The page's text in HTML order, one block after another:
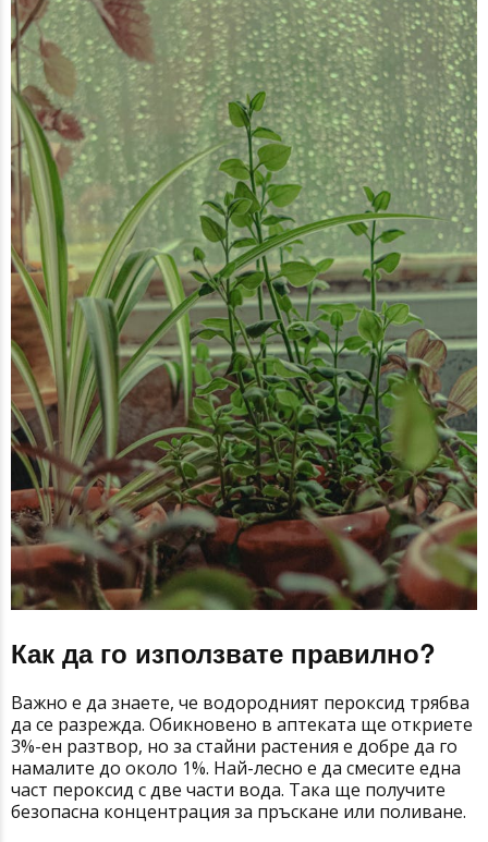
Как да го използвате правилно?
Важно е да знаете, че водородният пероксид трябва
да се разрежда. Обикновено в аптеката ще откриете
3%-ен разтвор, но за стайни растения е добре да го
намалите до около 1%. Най-лесно е да смесите една
част пероксид с две части вода. Така ще получите
безопасна концентрация за пръскане или поливане.